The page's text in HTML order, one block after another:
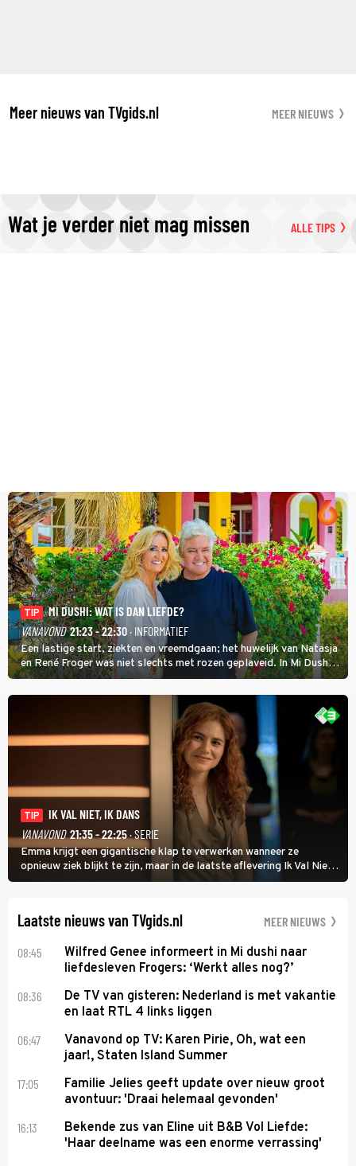
Meer nieuws van TVgids.nl MEER NIEUWS
Wat je verder niet mag missen ALLE TIPS
TIP
MI DUSHI: WAT IS DAN LIEFDE?
VANAVOND 21:23 - 22:30 · INFORMATIEF
Een lastige start, ziekten en vreemdgaan; het huwelijk van Natasja
en René Froger was niet slechts met rozen geplaveid. In Mi Dushi:
Wat Is Dan Liefde? neemt Wilfred Genee het showbizzkoppel mee
uit vissen om het over de liefde te hebben.
TIP
IK VAL NIET, IK DANS
VANAVOND 21:35 - 22:25· SERIE
Emma krijgt een gigantische klap te verwerken wanneer ze
opnieuw ziek blijkt te zijn, maar in de laatste aflevering Ik Val Niet,
Ik Dans laat ze zien dat ze niet van plan is op te geven, zelfs als ze
Laatste nieuws van TVgids.nl MEER NIEUWS
08:45
Wilfred Genee informeert in Mi dushi naar
liefdesleven Frogers: ‘Werkt alles nog?’
08:36
De TV van gisteren: Nederland is met vakantie
en laat RTL 4 links liggen
06:47
Vanavond op TV: Karen Pirie, Oh, wat een
jaar!, Staten Island Summer
17:05
Familie Jelies geeft update over nieuw groot
avontuur: 'Draai helemaal gevonden'
16:13
Bekende zus van Eline uit B&B Vol Liefde:
'Haar deelname was een enorme verrassing'